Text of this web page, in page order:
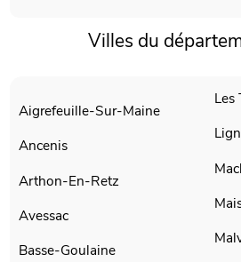
Villes du
Aigrefeuille-Sur-Maine
Ancenis
Arthon-En-Retz
Avessac
Basse-Goulaine
Les